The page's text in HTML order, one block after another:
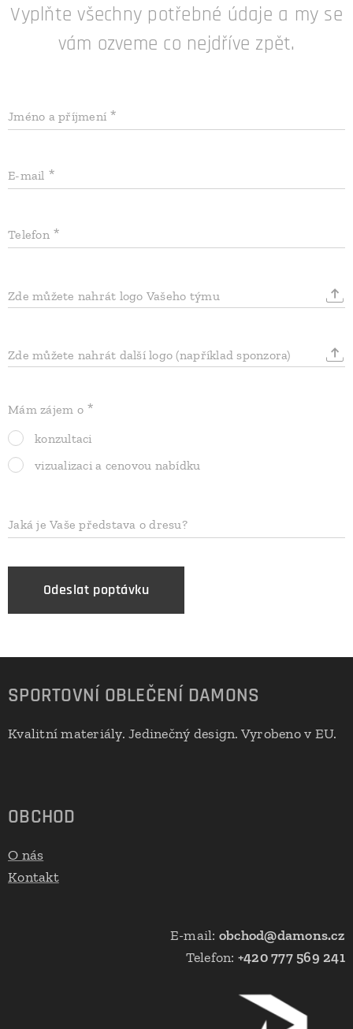
Vyplňte všechny potřebné údaje a my se
vám ozveme co nejdříve zpět.
Jméno a příjmení
E-mail
Telefon
Zde můžete nahrát logo Vašeho týmu
Zde můžete nahrát další logo (například sponzora)
Mám zájem o
konzultaci
vizualizaci a cenovou nabídku
Jaká je Vaše představa o dresu?
Odeslat poptávku
SPORTOVNÍ OBLEČENÍ DAMONS
Kvalitní materiály. Jedinečný design. Vyrobeno v EU.
OBCHOD
O nás
Kontakt
E-mail: obchod@damons.cz
Telefon: +420 777 569 241